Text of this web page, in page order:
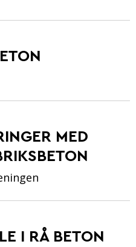
MED
I RÅ BETON